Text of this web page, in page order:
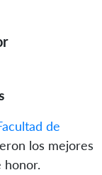
de
los mejores
honor.